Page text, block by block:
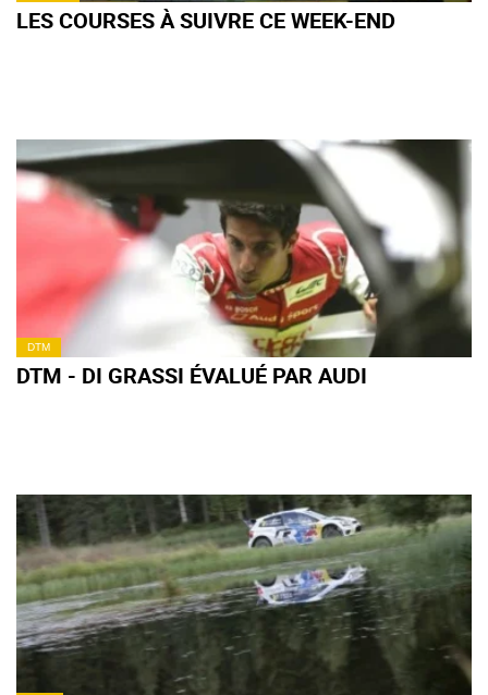
LES COURSES À SUIVRE CE WEEK-END
DTM
DTM - DI GRASSI ÉVALUÉ PAR AUDI